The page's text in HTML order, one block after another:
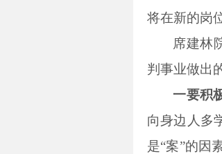
将在新的岗
席建林
判事业做出
一要积
向身边人多
是“案”的因